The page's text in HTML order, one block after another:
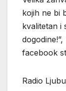
kojih ne bi
kvalitetan i
facebook
Radio